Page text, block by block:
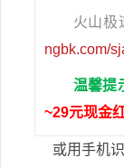
火山极
ngbk.com/
温馨提
~29元现金
或用手机